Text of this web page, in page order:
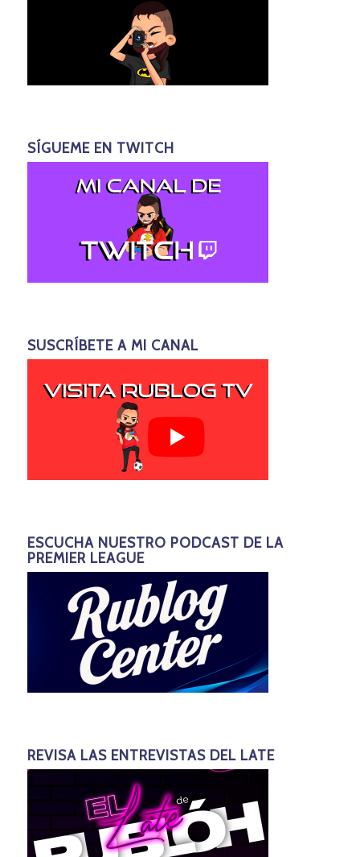
SÍGUEME EN TWITCH
SUSCRÍBETE A MI CANAL
ESCUCHA NUESTRO PODCAST DE LA
PREMIER LEAGUE
REVISA LAS ENTREVISTAS DEL LATE